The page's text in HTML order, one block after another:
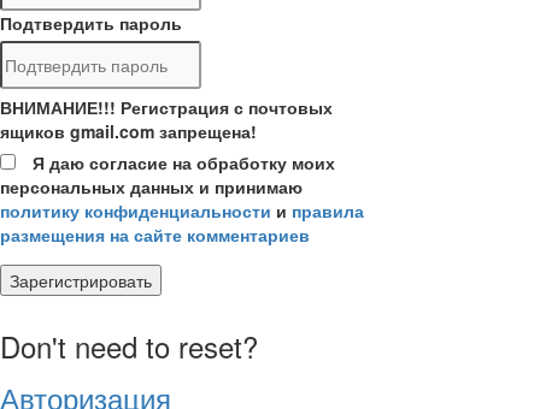
Подтвердить пароль
ВНИМАНИЕ!!! Регистрация с почтовых
ящиков gmail.com запрещена!
Я даю согласие на обработку моих
персональных данных и принимаю
политику конфиденциальности и правила
размещения на сайте комментариев
Зарегистрировать
Don't need to reset?
Авторизация